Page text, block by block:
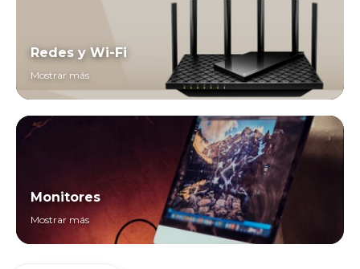
Redes y Wi-Fi
Mostrar más
Monitores
Mostrar más